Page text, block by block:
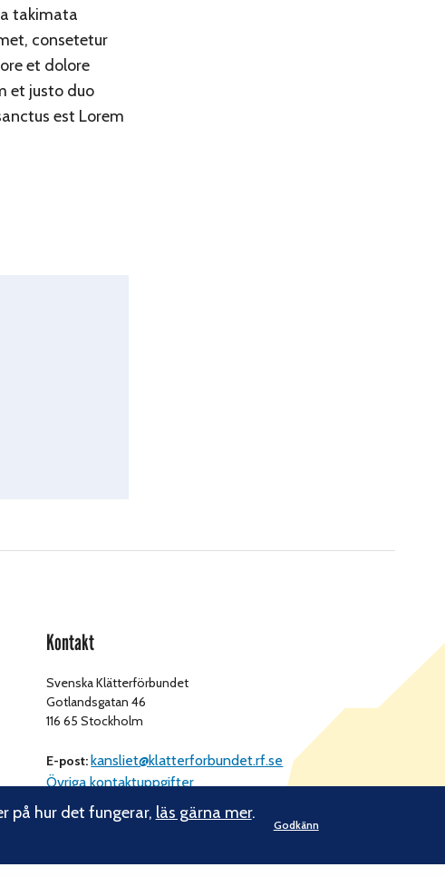
takimata
consetetur
et dolore
et justo duo
est Lorem
Kontakt
Svenska Klätterförbundet
Gotlandsgatan 46
116 65 Stockholm
E-post:kansliet@klatterforbundet.rf.se
Övriga kontaktuppgifter
på hur det fungerar, läs gärna mer.
Godkänn